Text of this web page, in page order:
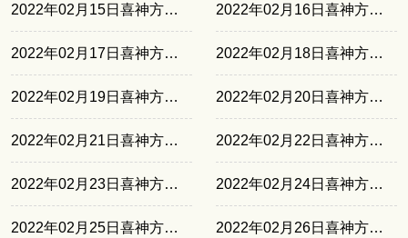
2022年02月15日喜神方位东北 2022年02月16日喜神方位西北
2022年02月17日喜神方位西南 2022年02月18日喜神方位正南
2022年02月19日喜神方位东南 2022年02月20日喜神方位东北
2022年02月21日喜神方位西北 2022年02月22日喜神方位西南
2022年02月23日喜神方位正南 2022年02月24日喜神方位东南
2022年02月25日喜神方位东北 2022年02月26日喜神方位西北